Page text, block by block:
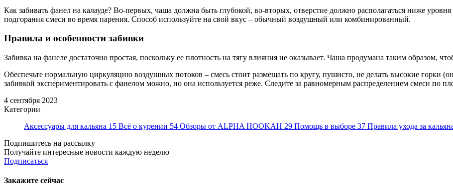
Как забивать фанел на калауде? Во-первых, чаша должна быть глубокой, во-вторых, отверстие должно располагаться ниже
подгорания смеси во время парения. Способ используйте на свой вкус – обычный воздушный или комбинированный.
Правила и особенности забивки
Забивка на фанеле достаточно простая, поскольку ее плотность на тягу влияния не оказывает. Чаша продумана таким образом,
Обеспечьте нормальную циркуляцию воздушных потоков – смесь стоит размещать по кругу, пушисто, не делать высокие горки
забивкой экспериментировать с фанелом можно, но она используется реже. Следите за равномерным распределением смеси по
4 сентября 2023
Категории
Аксессуары для кальяна 15 Всё о курении 54 Обзоры от ALPHA HOOKAH 29 Помощь в выборе 37 Правила ухода за
Подпишитесь на рассылку
Получайте интересные новости каждую неделю
Подписаться
Закажите сейчас